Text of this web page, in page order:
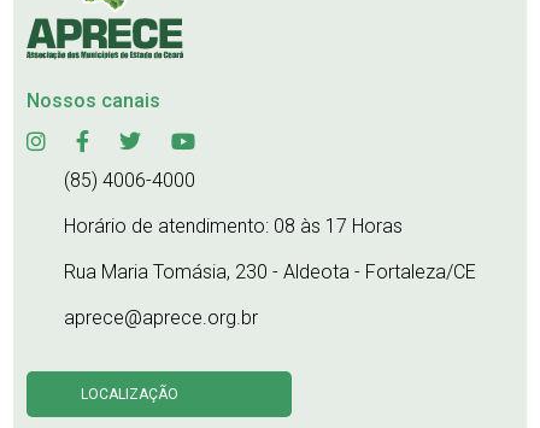
Nossos canais
(85) 4006-4000
Horário de atendimento: 08 às 17 Horas
Rua Maria Tomásia, 230 - Aldeota - Fortaleza/CE
aprece@aprece.org.br
LOCALIZAÇÃO